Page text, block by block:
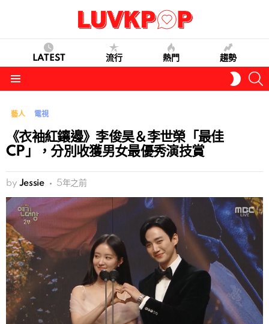
LATEST 流行 熱門 趨勢
SKIN
藝人 電視
《衣袖紅鑲邊》李俊昊＆李世榮「最佳
CP」，分別收獲男女最優秀演技賞
by Jessie 5年之前